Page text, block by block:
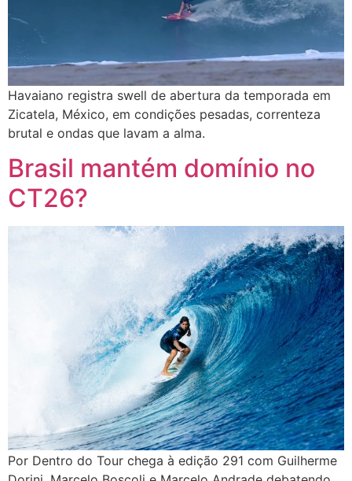
Havaiano registra swell de abertura da temporada em
Zicatela, México, em condições pesadas, correnteza
brutal e ondas que lavam a alma.
Brasil mantém domínio no
CT26?
Por Dentro do Tour chega à edição 291 com Guilherme